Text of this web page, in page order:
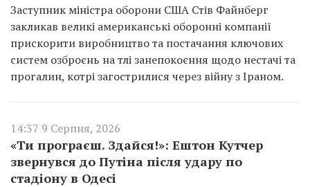
Заступник міністра оборони США Стів Файнберг
закликав великі американські оборонні компанії
прискорити виробництво та постачання ключових
систем озброєнь на тлі занепокоєння щодо нестачі та
прогалин, котрі загострилися через війну з Іраном.
14:37 9 Серпня, 2026
«Ти програєш. Здайся!»: Ештон Кутчер
звернувся до Путіна після удару по
стадіону в Одесі